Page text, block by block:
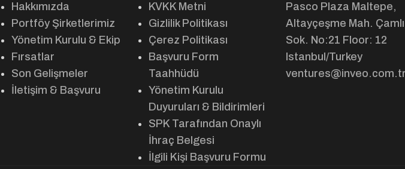
Hakkımızda
Portföy Şirketlerimiz
Yönetim Kurulu & Ekip
Fırsatlar
Son Gelişmeler
İletişim & Başvuru
KVKK Metni
Gizlilik Politikası
Çerez Politikası
Başvuru Form
Taahhüdü
Yönetim Kurulu
Duyuruları & Bildirimleri
SPK Tarafından Onaylı
İhraç Belgesi
İlgili Kişi Başvuru Formu
Pasco Plaza Maltepe,
Altayçeşme Mah. Çamlı
Sok. No:21 Floor: 12
Istanbul/Turkey